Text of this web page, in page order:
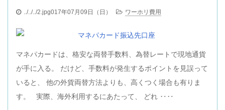
../../../2.jpg017年07月09日（日） ワーホリ費用
マネパカードは、格安な両替手数料、為替レートで現地通貨
が手に入る。 だけど、手数料が発生するポイントを見誤って
いると、 他の外貨両替方法よりも、高くつく場合も有りま
す。 実際、海外利用するにあたって、 どれ ‥‥